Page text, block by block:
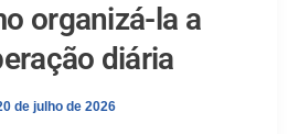
organizá-la a
diária
de julho de 2026